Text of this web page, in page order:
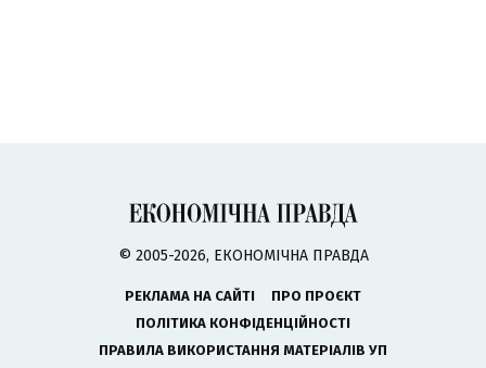
© 2005-2026, ЕКОНОМІЧНА ПРАВДА
РЕКЛАМА НА САЙТІ
ПРО ПРОЄКТ
ПОЛІТИКА КОНФІДЕНЦІЙНОСТІ
ПРАВИЛА ВИКОРИСТАННЯ МАТЕРІАЛІВ УП